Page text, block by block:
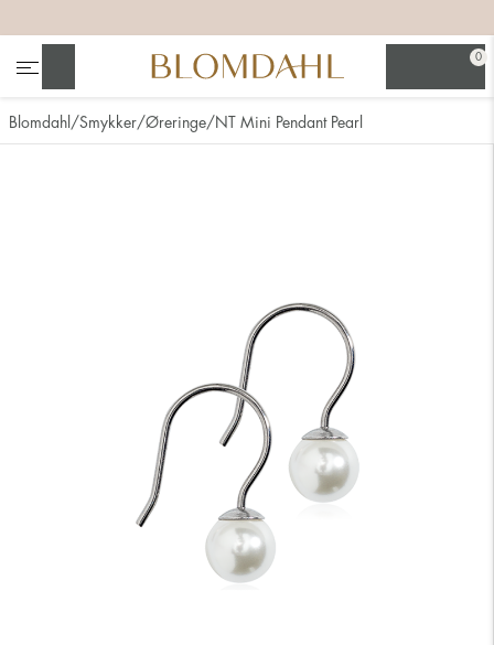
0
Blomdahl Smykker Øreringe NT Mini Pendant Pearl